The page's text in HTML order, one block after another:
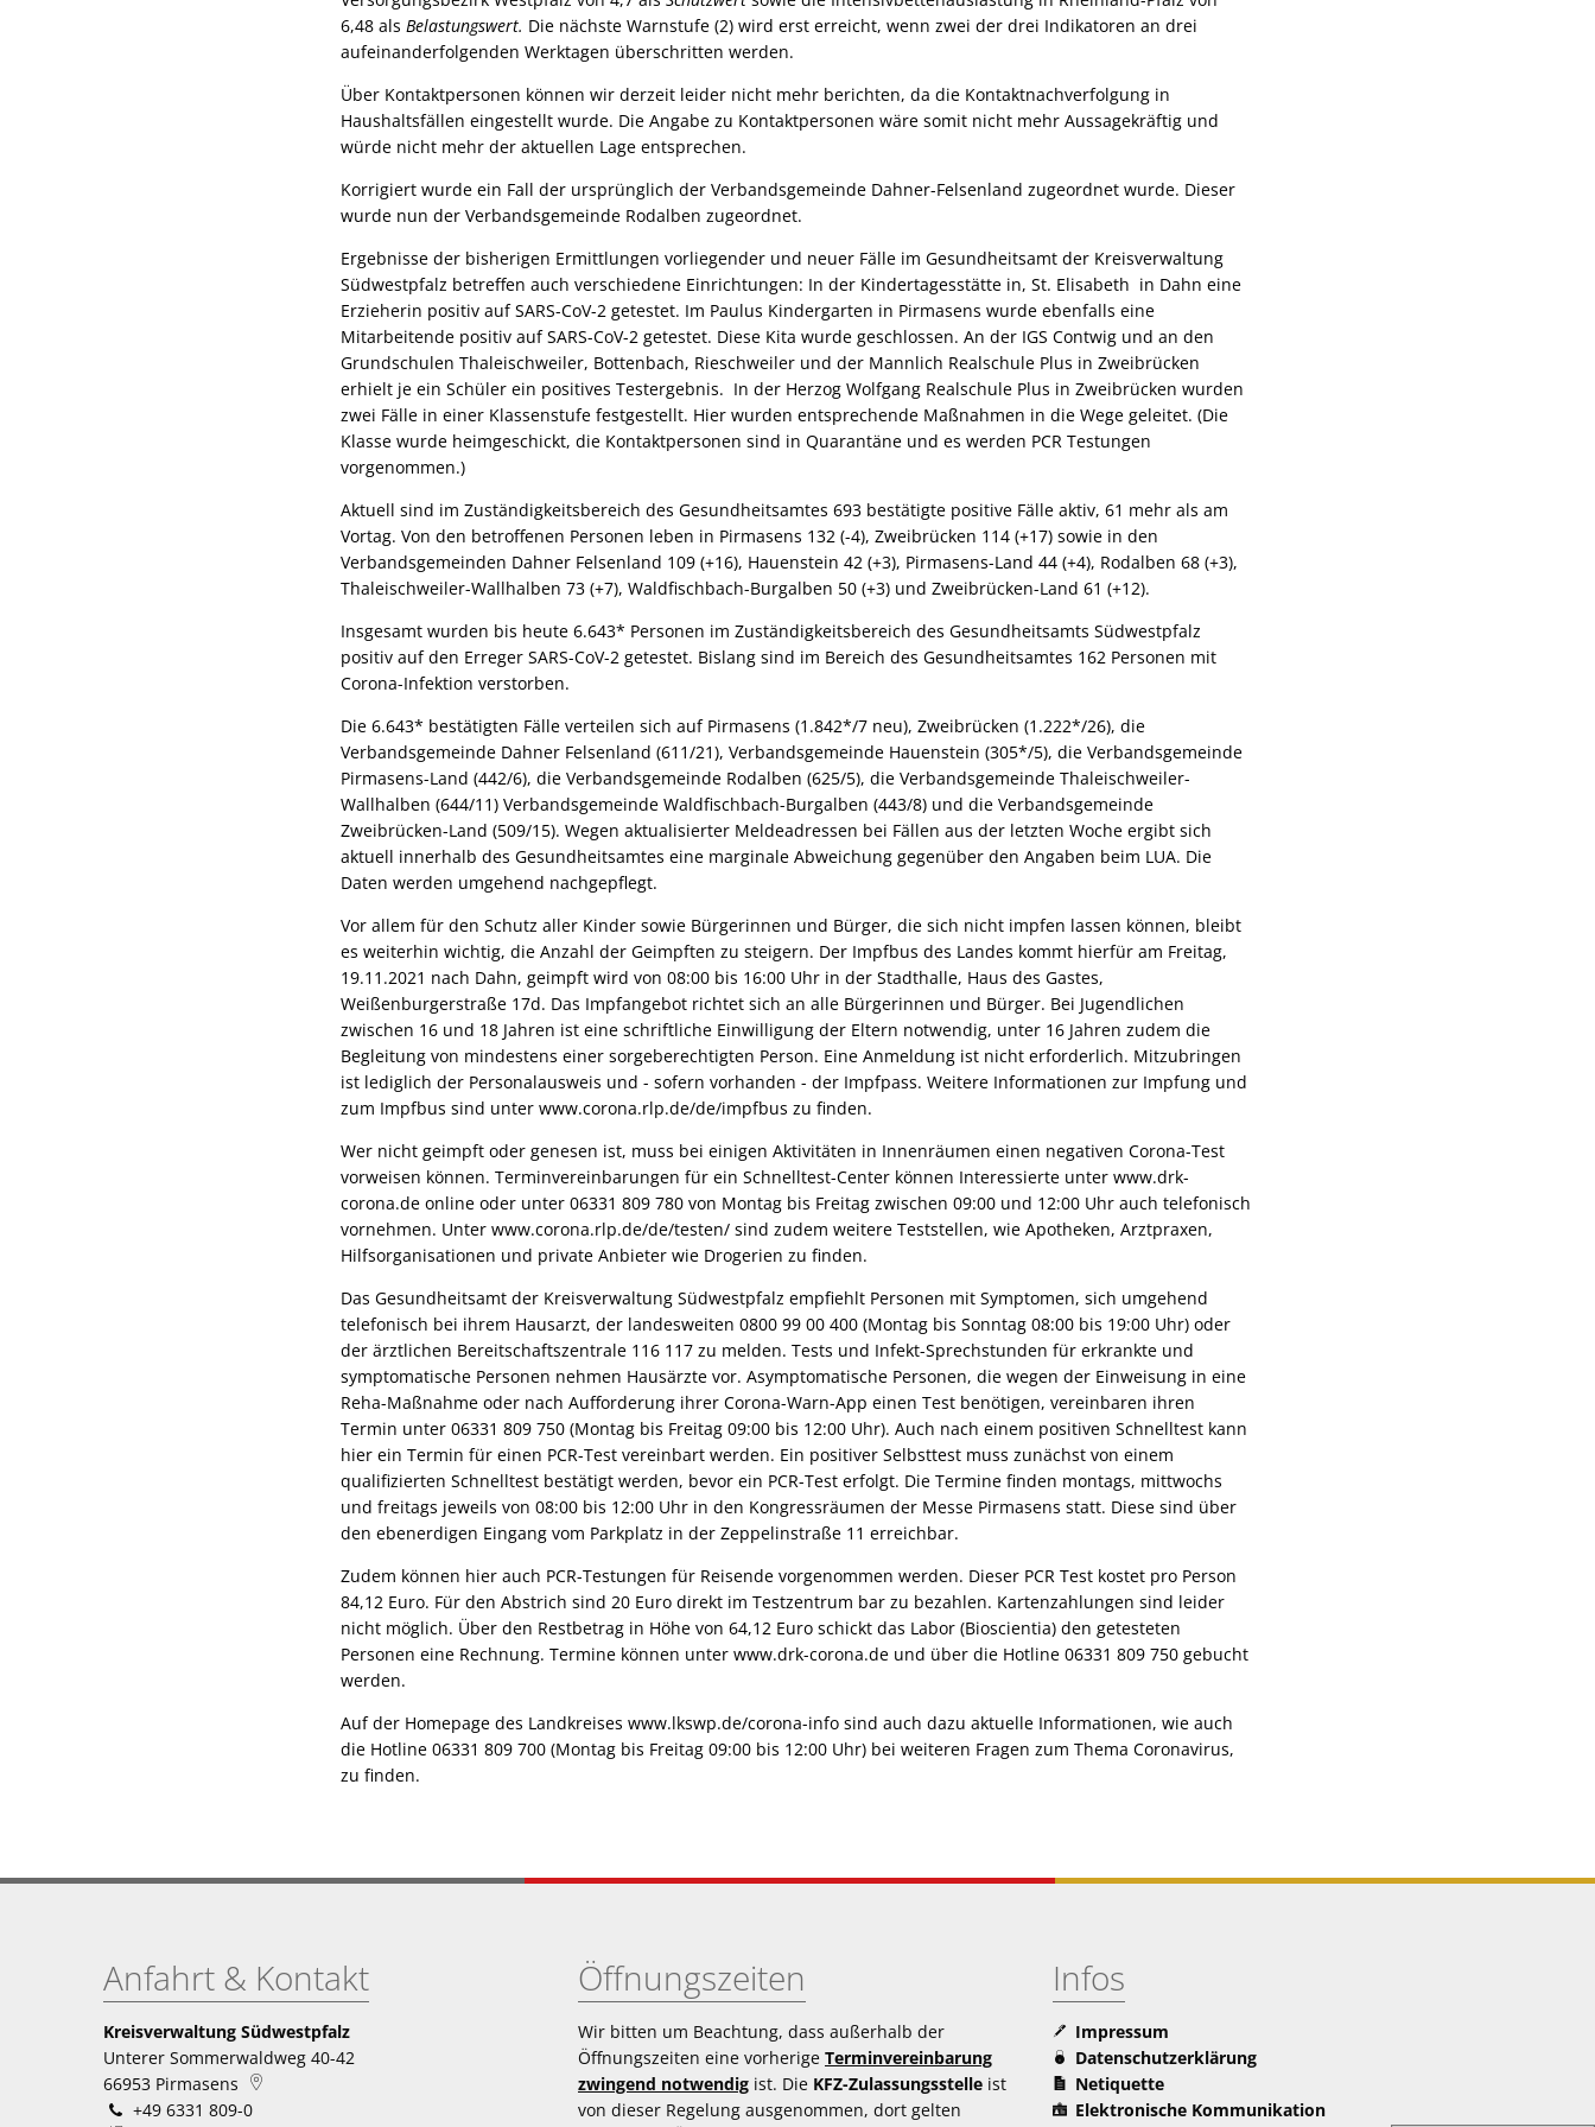
6,48 als Belastungswert. Die nächste Warnstufe (2) wird erst erreicht, wenn zwei der drei Indikatoren an drei
aufeinanderfolgenden Werktagen überschritten werden.
Über Kontaktpersonen können wir derzeit leider nicht mehr berichten, da die Kontaktnachverfolgung in
Haushaltsfällen eingestellt wurde. Die Angabe zu Kontaktpersonen wäre somit nicht mehr Aussagekräftig und
würde nicht mehr der aktuellen Lage entsprechen.
Korrigiert wurde ein Fall der ursprünglich der Verbandsgemeinde Dahner-Felsenland zugeordnet wurde. Dieser
wurde nun der Verbandsgemeinde Rodalben zugeordnet.
Ergebnisse der bisherigen Ermittlungen vorliegender und neuer Fälle im Gesundheitsamt der Kreisverwaltung
Südwestpfalz betreffen auch verschiedene Einrichtungen: In der Kindertagesstätte in, St. Elisabeth in Dahn eine
Erzieherin positiv auf SARS-CoV-2 getestet. Im Paulus Kindergarten in Pirmasens wurde ebenfalls eine
Mitarbeitende positiv auf SARS-CoV-2 getestet. Diese Kita wurde geschlossen. An der IGS Contwig und an den
Grundschulen Thaleischweiler, Bottenbach, Rieschweiler und der Mannlich Realschule Plus in Zweibrücken
erhielt je ein Schüler ein positives Testergebnis. In der Herzog Wolfgang Realschule Plus in Zweibrücken wurden
zwei Fälle in einer Klassenstufe festgestellt. Hier wurden entsprechende Maßnahmen in die Wege geleitet. (Die
Klasse wurde heimgeschickt, die Kontaktpersonen sind in Quarantäne und es werden PCR Testungen
vorgenommen.)
Aktuell sind im Zuständigkeitsbereich des Gesundheitsamtes 693 bestätigte positive Fälle aktiv, 61 mehr als am
Vortag. Von den betroffenen Personen leben in Pirmasens 132 (-4), Zweibrücken 114 (+17) sowie in den
Verbandsgemeinden Dahner Felsenland 109 (+16), Hauenstein 42 (+3), Pirmasens-Land 44 (+4), Rodalben 68 (+3),
Thaleischweiler-Wallhalben 73 (+7), Waldfischbach-Burgalben 50 (+3) und Zweibrücken-Land 61 (+12).
Insgesamt wurden bis heute 6.643* Personen im Zuständigkeitsbereich des Gesundheitsamts Südwestpfalz
positiv auf den Erreger SARS-CoV-2 getestet. Bislang sind im Bereich des Gesundheitsamtes 162 Personen mit
Corona-Infektion verstorben.
Die 6.643* bestätigten Fälle verteilen sich auf Pirmasens (1.842*/7 neu), Zweibrücken (1.222*/26), die
Verbandsgemeinde Dahner Felsenland (611/21), Verbandsgemeinde Hauenstein (305*/5), die Verbandsgemeinde
Pirmasens-Land (442/6), die Verbandsgemeinde Rodalben (625/5), die Verbandsgemeinde Thaleischweiler-
Wallhalben (644/11) Verbandsgemeinde Waldfischbach-Burgalben (443/8) und die Verbandsgemeinde
Zweibrücken-Land (509/15). Wegen aktualisierter Meldeadressen bei Fällen aus der letzten Woche ergibt sich
aktuell innerhalb des Gesundheitsamtes eine marginale Abweichung gegenüber den Angaben beim LUA. Die
Daten werden umgehend nachgepflegt.
Vor allem für den Schutz aller Kinder sowie Bürgerinnen und Bürger, die sich nicht impfen lassen können, bleibt
es weiterhin wichtig, die Anzahl der Geimpften zu steigern. Der Impfbus des Landes kommt hierfür am Freitag,
19.11.2021 nach Dahn, geimpft wird von 08:00 bis 16:00 Uhr in der Stadthalle, Haus des Gastes,
Weißenburgerstraße 17d. Das Impfangebot richtet sich an alle Bürgerinnen und Bürger. Bei Jugendlichen
zwischen 16 und 18 Jahren ist eine schriftliche Einwilligung der Eltern notwendig, unter 16 Jahren zudem die
Begleitung von mindestens einer sorgeberechtigten Person. Eine Anmeldung ist nicht erforderlich. Mitzubringen
ist lediglich der Personalausweis und - sofern vorhanden - der Impfpass. Weitere Informationen zur Impfung und
zum Impfbus sind unter www.corona.rlp.de/de/impfbus zu finden.
Wer nicht geimpft oder genesen ist, muss bei einigen Aktivitäten in Innenräumen einen negativen Corona-Test
vorweisen können. Terminvereinbarungen für ein Schnelltest-Center können Interessierte unter www.drk-
corona.de online oder unter 06331 809 780 von Montag bis Freitag zwischen 09:00 und 12:00 Uhr auch telefonisch
vornehmen. Unter www.corona.rlp.de/de/testen/ sind zudem weitere Teststellen, wie Apotheken, Arztpraxen,
Hilfsorganisationen und private Anbieter wie Drogerien zu finden.
Das Gesundheitsamt der Kreisverwaltung Südwestpfalz empfiehlt Personen mit Symptomen, sich umgehend
telefonisch bei ihrem Hausarzt, der landesweiten 0800 99 00 400 (Montag bis Sonntag 08:00 bis 19:00 Uhr) oder
der ärztlichen Bereitschaftszentrale 116 117 zu melden. Tests und Infekt-Sprechstunden für erkrankte und
symptomatische Personen nehmen Hausärzte vor. Asymptomatische Personen, die wegen der Einweisung in eine
Reha-Maßnahme oder nach Aufforderung ihrer Corona-Warn-App einen Test benötigen, vereinbaren ihren
Termin unter 06331 809 750 (Montag bis Freitag 09:00 bis 12:00 Uhr). Auch nach einem positiven Schnelltest kann
hier ein Termin für einen PCR-Test vereinbart werden. Ein positiver Selbsttest muss zunächst von einem
qualifizierten Schnelltest bestätigt werden, bevor ein PCR-Test erfolgt. Die Termine finden montags, mittwochs
und freitags jeweils von 08:00 bis 12:00 Uhr in den Kongressräumen der Messe Pirmasens statt. Diese sind über
den ebenerdigen Eingang vom Parkplatz in der Zeppelinstraße 11 erreichbar.
Zudem können hier auch PCR-Testungen für Reisende vorgenommen werden. Dieser PCR Test kostet pro Person
84,12 Euro. Für den Abstrich sind 20 Euro direkt im Testzentrum bar zu bezahlen. Kartenzahlungen sind leider
nicht möglich. Über den Restbetrag in Höhe von 64,12 Euro schickt das Labor (Bioscientia) den getesteten
Personen eine Rechnung. Termine können unter www.drk-corona.de und über die Hotline 06331 809 750 gebucht
werden.
Auf der Homepage des Landkreises www.lkswp.de/corona-info sind auch dazu aktuelle Informationen, wie auch
die Hotline 06331 809 700 (Montag bis Freitag 09:00 bis 12:00 Uhr) bei weiteren Fragen zum Thema Coronavirus,
zu finden.
Anfahrt & Kontakt
Kreisverwaltung Südwestpfalz
Unterer Sommerwaldweg 40-42
66953 Pirmasens
+49 6331 809-0
Öffnungszeiten
Wir bitten um Beachtung, dass außerhalb der
Öffnungszeiten eine vorherige Terminvereinbarung
zwingend notwendig ist. Die KFZ-Zulassungsstelle ist
von dieser Regelung ausgenommen, dort gelten
Infos
Impressum
Datenschutzerklärung
Netiquette
Elektronische Kommunikation